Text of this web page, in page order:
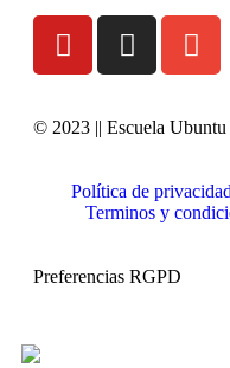
© 2023 || Escuela Ubuntu
Política de privacidad
Terminos y
Preferencias RGPD